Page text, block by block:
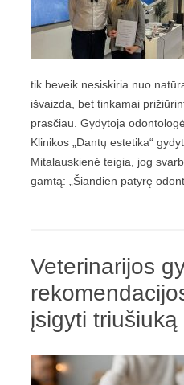
tik beveik nesiskiria nuo
išvaizda, bet tinkamai
prasčiau. Gydytoja
Klinikos „Dantų estetika“
Mitalauskienė teigia, jog
gamtą: „Šiandien patyrę
Veterinarijos
įsigyti triušiuką